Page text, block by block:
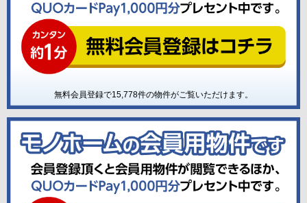
無料会員登録で15,778件の物件がご覧いただけます。